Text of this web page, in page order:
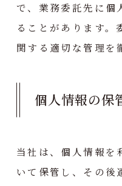
で、業務委託先に個
ることがあります。
関する適切な管理を
個人情報の保
当社は、個人情報を
いて保管し、その後